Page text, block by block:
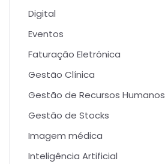
Digital
Eventos
Faturação Eletrónica
Gestão Clínica
Gestão de Recursos Humanos
Gestão de Stocks
Imagem médica
Inteligência Artificial